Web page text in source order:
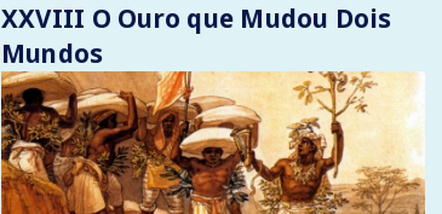
XXVIII O Ouro que Mudou Dois
Mundos